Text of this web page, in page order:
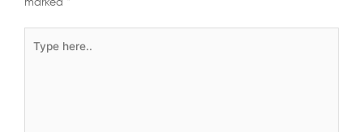
marked *
here..